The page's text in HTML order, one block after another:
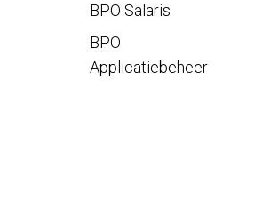
BPO Salaris
BPO
Applicatiebeheer